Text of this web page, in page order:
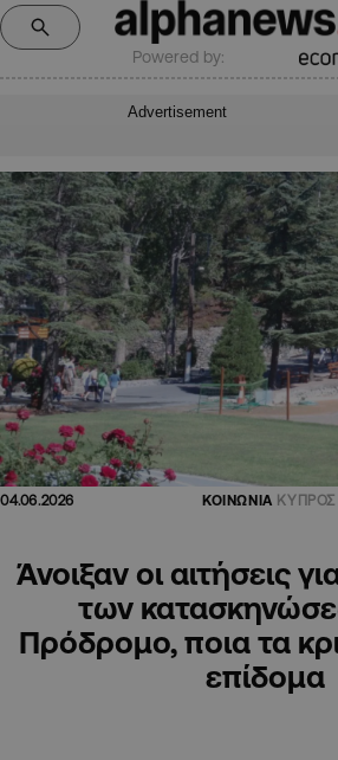
Powered by:
Advertisement
04.06.2026 ΚΟΙΝΩΝΙΑ ΚΥΠΡΟΣ
Άνοιξαν οι αιτήσεις
των
Πρόδρομο, ποια τα
επίδομα